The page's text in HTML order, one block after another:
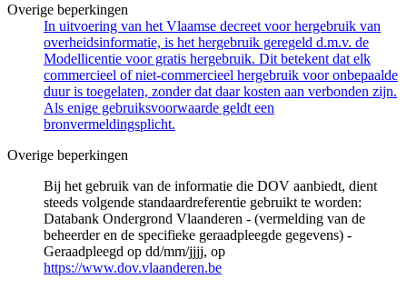
Overige beperkingen
In uitvoering van het Vlaamse decreet voor hergebruik van
overheidsinformatie, is het hergebruik geregeld d.m.v. de
Modellicentie voor gratis hergebruik. Dit betekent dat elk
commercieel of niet-commercieel hergebruik voor onbepaalde
duur is toegelaten, zonder dat daar kosten aan verbonden zijn.
Als enige gebruiksvoorwaarde geldt een
bronvermeldingsplicht.
Overige beperkingen
Bij het gebruik van de informatie die DOV aanbiedt, dient
steeds volgende standaardreferentie gebruikt te worden:
Databank Ondergrond Vlaanderen - (vermelding van de
beheerder en de specifieke geraadpleegde gegevens) -
Geraadpleegd op dd/mm/jjjj, op
https://www.dov.vlaanderen.be